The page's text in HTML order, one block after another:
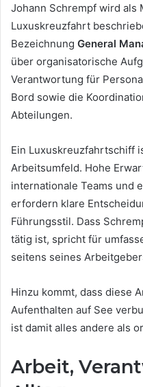
Johann Schrempf wird als
Luxuskreuzfahrt
Bezeichnung General
über organisatorische
Verantwortung für
Bord sowie die
Abteilungen.
Ein Luxuskreuzfahrtschiff
Arbeitsumfeld. Hohe
internationale Teams und
erfordern klare
Führungsstil. Dass
tätig ist, spricht für
seitens seines
Hinzu kommt, dass diese
Aufenthalten auf See
ist damit alles andere als
Arbeit,